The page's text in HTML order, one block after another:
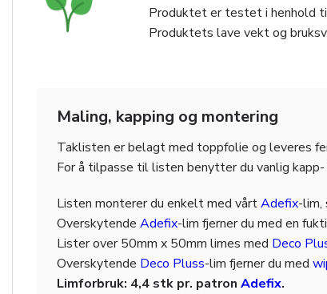
Produktet er testet i henhold
Produktets lave vekt og
Maling, kapping og montering
Taklisten er belagt med toppfolie og leveres
For å tilpasse til listen benytter du vanlig
Listen monterer du enkelt med vårtAdefix-lim,
Overskytende Adefix-lim fjerner du med en
Lister over 50mm x 50mm limes med Deco
Overskytende Deco Pluss-lim fjerner du med
Limforbruk: 4,4 stk pr. patron Adefix.